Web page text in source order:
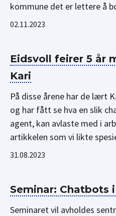
kommune det er lettere å
02.11.2023
Eidsvoll feirer 5 år
Kari
På disse årene har de lært
og har fått se hva en slik
agent, kan avlaste med i
artikkelen som vi likte
31.08.2023
Seminar:
Seminaret vil avholdes